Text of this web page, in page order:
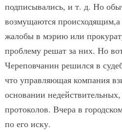
подписывались, и т. д. Но
возмущаются
жалобы в мэрию или
проблему решат за них. Но
Череповчанин решился в
что управляющая компания
основании
протоколов. Вчера в
по его иску.